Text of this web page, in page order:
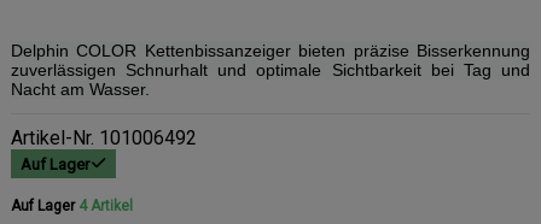
Delphin COLOR Kettenbissanzeiger bieten präzise Bisserkennung
zuverlässigen Schnurhalt und optimale Sichtbarkeit bei Tag und
Nacht am Wasser.
Artikel-Nr. 101006492
Auf Lager
Auf Lager 4 Artikel